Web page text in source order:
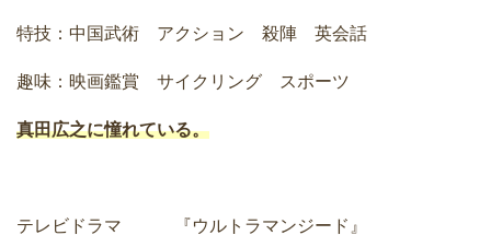
特技：中国武術 アクション 殺陣 英会話
趣味：映画鑑賞 サイクリング スポーツ
真田広之に憧れている。
テレビドラマ 『ウルトラマンジード』